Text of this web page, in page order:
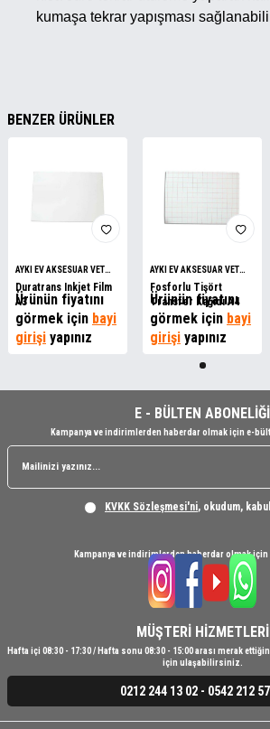
kumaşa tekrar yapışması
BENZER ÜRÜNLER
AYKI EV AKSESUAR VET
ASARIM ÜRÜNLERİ
Duratrans Inkjet Film
A3
Ürünün fiyatını
görmek için bayi
girişi yapınız
AYKI EV AKSESUAR VET
ASARIM ÜRÜNLERİ
Fosforlu Tişört
Transfer Kağıdı A4
Ürünün fiyatını
görmek için bayi
girişi yapınız
E - BÜLTEN ABONELİĞİ
Kampanya ve indirimlerden haberdar olmak için e-
KVKK Sözleşmesi'ni, okudum,
Kampanya ve indirimlerden haberdar olmak
MÜŞTERİ HİZMETLERİ
Hafta içi 08:30 - 17:30 / Hafta sonu 08:30 - 15:00 arası merak
için ulaşabilirsiniz.
0212 244 13 02 - 0542 212